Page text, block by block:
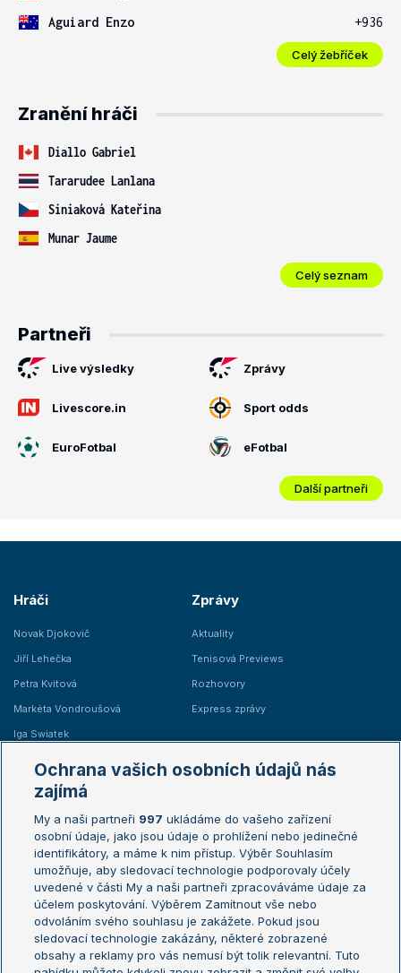
Aguiard Enzo
+936
Celý žebříček
Zranění hráči
Diallo Gabriel
Tararudee Lanlana
Siniaková Kateřina
Munar Jaume
Celý seznam
Partneři
Live výsledky Zprávy
Livescore.in Sport odds
EuroFotbal eFotbal
Další partneři
Hráči
Novak Djokovič
Jiří Lehečka
Petra Kvitová
Markéta Vondroušová
Iga Swiatek
Zprávy
Aktuality
Tenisová Previews
Rozhovory
Express zprávy
Žebříčky
Žebříček ATP (muži)
Žebříček WTA (ženy)
Sázkařský žebříček
Australian Open
French Open
Wimbledon
US Open
Turnaj mistrů
Turnaj mistryň
Ochrana vašich osobních údajů nás
zajímá
My a naši partneři 997 ukládáme do vašeho zařízení
osobní údaje, jako jsou údaje o prohlížení nebo jedinečné
identifikátory, a máme k nim přístup. Výběr Souhlasím
umožňuje, aby sledovací technologie podporovaly účely
uvedené v části My a naši partneři zpracováváme údaje za
účelem poskytování. Výběrem Zamítnout vše nebo
odvoláním svého souhlasu je zakážete. Pokud jsou
sledovací technologie zakázány, některé zobrazené
obsahy a reklamy pro vás nemusí být tolik relevantní. Tuto